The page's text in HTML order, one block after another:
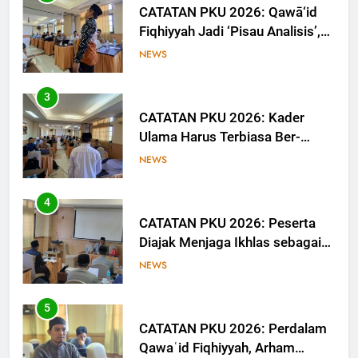
CATATAN PKU 2026: Qawā‘id
Fiqhiyyah Jadi ‘Pisau Analisis’,
Anggota PKU Hadapi Persoalan
NEWS
3
CATATAN PKU 2026: Kader
Ulama Harus Terbiasa Ber-
Munāẓarah
NEWS
4
CATATAN PKU 2026: Peserta
Diajak Menjaga Ikhlas sebagai
Ruh Ibadah
NEWS
5
CATATAN PKU 2026: Perdalam
Qawaʿid Fiqhiyyah, Arham